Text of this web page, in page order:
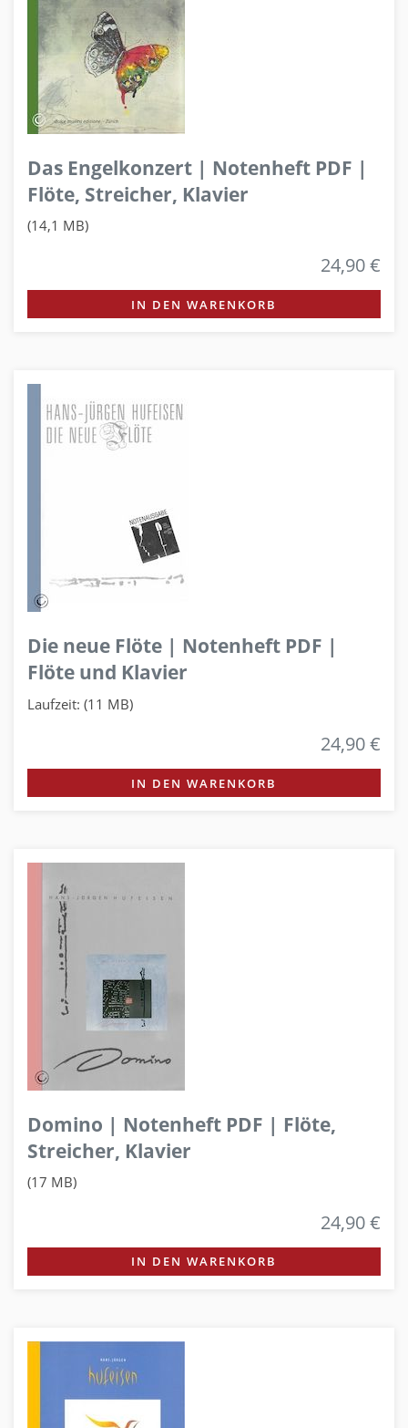
Das Engelkonzert | Notenheft PDF |
Flöte, Streicher, Klavier
(14,1 MB)
24,90 €
IN DEN WARENKORB
Die neue Flöte | Notenheft PDF |
Flöte und Klavier
Laufzeit: (11 MB)
24,90 €
IN DEN WARENKORB
Domino | Notenheft PDF | Flöte,
Streicher, Klavier
(17 MB)
24,90 €
IN DEN WARENKORB